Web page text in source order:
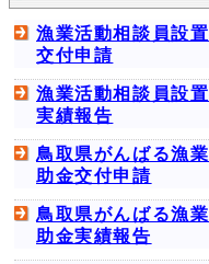
漁業活動相談員設
交付申請
漁業活動相談員設
実績報告
鳥取県がんばる漁
助金交付申請
鳥取県がんばる漁
助金実績報告